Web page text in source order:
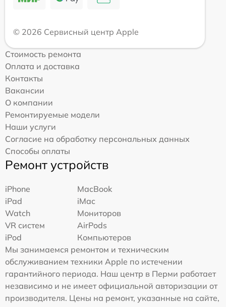
© 2026 Сервисный центр Apple
Стоимость ремонта
Оплата и доставка
Контакты
Вакансии
О компании
Ремонтируемые модели
Наши услуги
Согласие на обработку персональных данных
Способы оплаты
Ремонт устройств
iPhone
MacBook
iPad
iMac
Watch
Мониторов
VR систем
AirPods
iPod
Компьютеров
Мы занимаемся ремонтом и техническим
обслуживанием техники Apple по истечении
гарантийного периода. Наш центр в Перми работает
независимо и не имеет официальной авторизации от
производителя. Цены на ремонт, указанные на сайте,